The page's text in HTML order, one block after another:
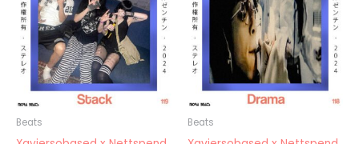
Beats Beats